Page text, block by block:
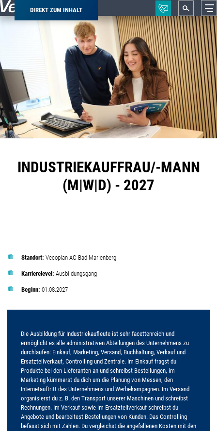
DIREKT ZUM INHALT
Pfadnavigation
INDUSTRIEKAUFFRAU/-MANN
(M|W|D) - 2027
Standort: Vecoplan AG Bad Marienberg
Karrierelevel: Ausbildungsgang
Beginn: 01.08.2027
Die Ausbildung für Industriekaufleute ist sehr facettenreich und
ermöglicht es alle administrativen Abteilungen des Unternehmens zu
durchlaufen: Einkauf, Marketing, Versand, Buchhaltung, Verkauf und
Ersatzteilverkauf, Controlling und Zentrale. Im Einkauf fragst du
Produkte bei den Lieferanten an und schreibst Bestellungen, im
Marketing kümmerst du dich um die Planung von Messen, den
Internetauftritt des Unternehmens und Werbekampagnen. Im Versand
organisierst du z. B. den Transport unserer Maschinen und schreibst
Rechnungen. Im Verkauf sowie im Ersatzteilverkauf schreibst du
Angebote und bearbeitest Bestellungen von Kunden. Das Controlling
befasst sich mit Zahlen. Du vergleichst die angefallenen Kosten mit den